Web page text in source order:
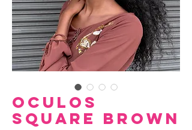
Oculos
Square Brown